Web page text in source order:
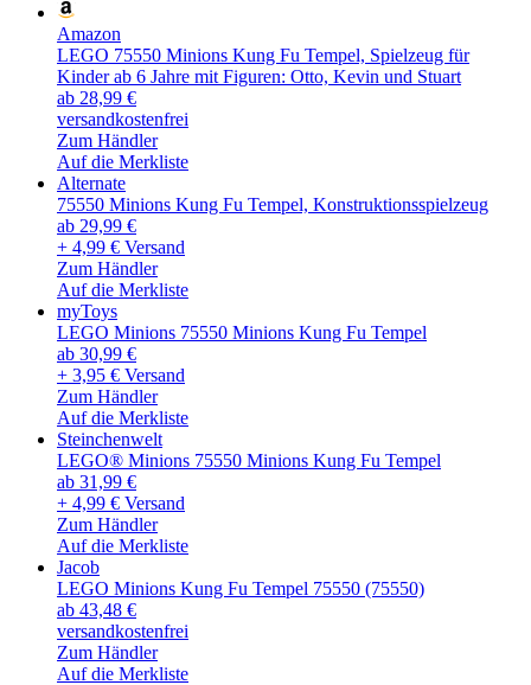
Amazon
LEGO 75550 Minions Kung Fu Tempel, Spielzeug für
Kinder ab 6 Jahre mit Figuren: Otto, Kevin und Stuart
ab 28,99 €
versandkostenfrei
Zum Händler
Auf die Merkliste
Alternate
75550 Minions Kung Fu Tempel, Konstruktionsspielzeug
ab 29,99 €
+ 4,99 € Versand
Zum Händler
Auf die Merkliste
myToys
LEGO Minions 75550 Minions Kung Fu Tempel
ab 30,99 €
+ 3,95 € Versand
Zum Händler
Auf die Merkliste
Steinchenwelt
LEGO® Minions 75550 Minions Kung Fu Tempel
ab 31,99 €
+ 4,99 € Versand
Zum Händler
Auf die Merkliste
Jacob
LEGO Minions Kung Fu Tempel 75550 (75550)
ab 43,48 €
versandkostenfrei
Zum Händler
Auf die Merkliste